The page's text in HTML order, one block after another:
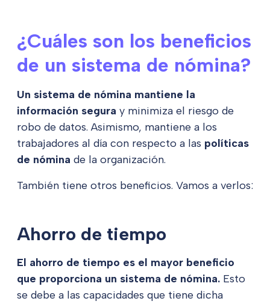
¿Cuáles son los beneficios
de un sistema de nómina?
Un sistema de nómina mantiene la
información segura y minimiza el riesgo de
robo de datos. Asimismo, mantiene a los
trabajadores al día con respecto a las políticas
de nómina de la organización.
También tiene otros beneficios. Vamos a verlos:
Ahorro de tiempo
El ahorro de tiempo es el mayor beneficio
que proporciona un sistema de nómina. Esto
se debe a las capacidades que tiene dicha